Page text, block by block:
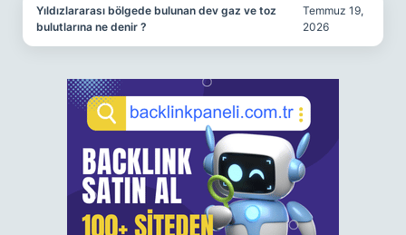
Yıldızlararası bölgede bulunan dev gaz ve toz
bulutlarına ne denir ?
Temmuz 19,
2026